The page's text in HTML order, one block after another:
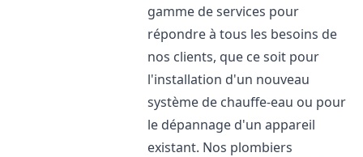
gamme de services pour
répondre à tous les besoins de
nos clients, que ce soit pour
l'installation d'un nouveau
système de chauffe-eau ou pour
le dépannage d'un appareil
existant. Nos plombiers